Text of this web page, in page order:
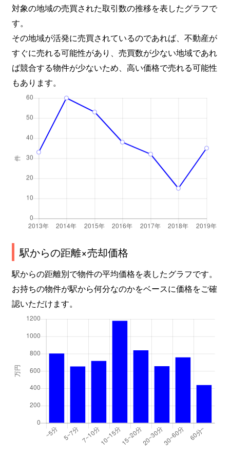
対象の地域の売買された取引数の推移を表したグラフで
す。
その地域が活発に売買されているのであれば、不動産が
すぐに売れる可能性があり、売買数が少ない地域であれ
ば競合する物件が少ないため、高い価格で売れる可能性
もあります。
駅からの距離×売却価格
駅からの距離別で物件の平均価格を表したグラフです。
お持ちの物件が駅から何分なのかをベースに価格をご確
認いただけます。